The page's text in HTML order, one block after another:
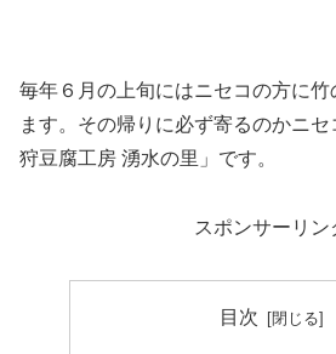
毎年６月の上旬にはニセコの方に
ます。その帰りに必ず寄るのかニ
狩豆腐工房 湧水の里」です。
スポンサーリン
目次